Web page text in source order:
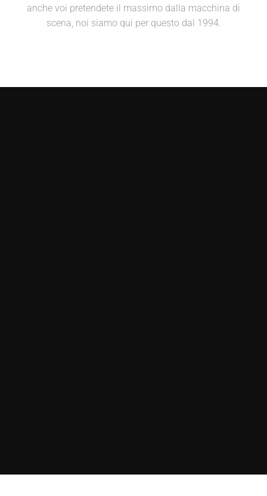
anche voi pretendete il massimo dalla macchina di
scena, noi siamo qui per questo dal 1994.